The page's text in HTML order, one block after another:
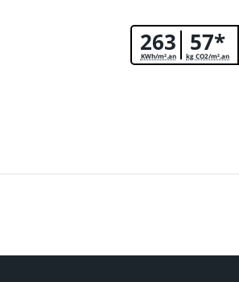
263
KWh/m².an 57*
kg CO2/m².an